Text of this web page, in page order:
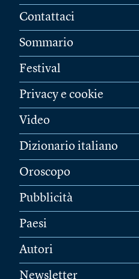
Contattaci
Sommario
Festival
Privacy e cookie
Video
Dizionario italiano
Oroscopo
Pubblicità
Paesi
Autori
Newsletter